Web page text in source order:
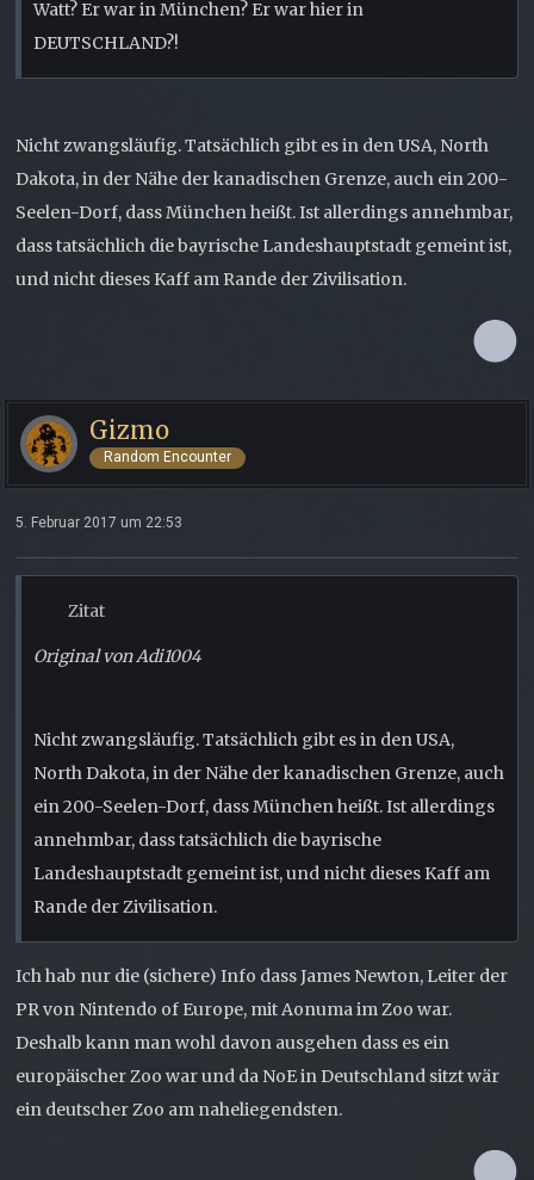
Watt? Er war in München? Er war hier in
DEUTSCHLAND?!
Nicht zwangsläufig. Tatsächlich gibt es in den USA, North
Dakota, in der Nähe der kanadischen Grenze, auch ein 200-
Seelen-Dorf, dass München heißt. Ist allerdings annehmbar,
dass tatsächlich die bayrische Landeshauptstadt gemeint ist,
und nicht dieses Kaff am Rande der Zivilisation.
Gizmo
Random Encounter
5. Februar 2017 um 22:53
Zitat
Original von Adi1004
Nicht zwangsläufig. Tatsächlich gibt es in den USA,
North Dakota, in der Nähe der kanadischen Grenze, auch
ein 200-Seelen-Dorf, dass München heißt. Ist allerdings
annehmbar, dass tatsächlich die bayrische
Landeshauptstadt gemeint ist, und nicht dieses Kaff am
Rande der Zivilisation.
Ich hab nur die (sichere) Info dass James Newton, Leiter der
PR von Nintendo of Europe, mit Aonuma im Zoo war.
Deshalb kann man wohl davon ausgehen dass es ein
europäischer Zoo war und da NoE in Deutschland sitzt wär
ein deutscher Zoo am naheliegendsten.